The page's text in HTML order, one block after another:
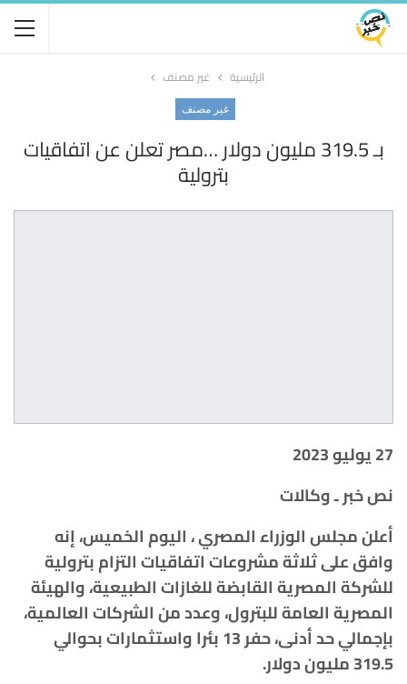
الرئيسية غير مصنف
غير مصنف
بـ 319.5 مليون دولار …مصر تعلن عن اتفاقيات
بترولية
27يوليو 2023
نص خبر ـ وكالات
أعلن مجلس الوزراء المصري ، اليوم الخميس، إنه
وافق على ثلاثة مشروعات اتفاقيات التزام بترولية
للشركة المصرية القابضة للغازات الطبيعية، والهيئة
المصرية العامة للبترول، وعدد من الشركات العالمية،
بإجمالي حد أدنى، حفر 13 بئرا واستثمارات بحوالي
319.5 مليون دولار.